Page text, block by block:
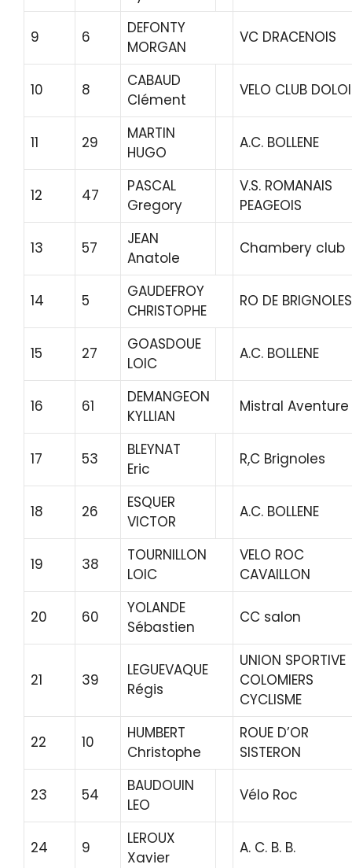
9 6
DEFONTY
MORGAN
VC DRACENOIS
10 8
CABAUD
Clément
VELO CLUB
11 29
MARTIN
HUGO
A.C. BOLLENE
12 47
PASCAL
Gregory
V.S. ROMANAIS
PEAGEOIS
13 57
JEAN
Anatole
Chambery club
14 5
GAUDEFROY
CHRISTOPHE
RO DE BRIGNOLES
15 27
GOASDOUE
LOIC
A.C. BOLLENE
16 61
DEMANGEON
KYLLIAN
Mistral Aventure
17 53
BLEYNAT
Eric
R,C Brignoles
18 26
ESQUER
VICTOR
A.C. BOLLENE
19 38
TOURNILLON
LOIC
VELO ROC
CAVAILLON
20 60
YOLANDE
Sébastien
CC salon
21 39
LEGUEVAQUE
Régis
UNION SPORTIVE
COLOMIERS
CYCLISME
22 10
HUMBERT
Christophe
ROUE D’OR
SISTERON
23 54
BAUDOUIN
LEO
Vélo Roc
24 9
LEROUX
Xavier
A. C. B. B.